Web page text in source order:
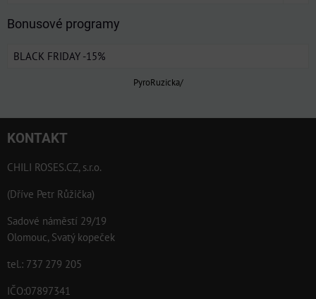
Bonusové programy
BLACK FRIDAY -15%
PyroRuzicka/
KONTAKT
CHILI ROSES.CZ, s.r.o.
(Dříve Petr Růžička)
Sadové náměstí 29/19
Olomouc, Svatý kopeček
tel.: 737 279 205
IČO:07897341